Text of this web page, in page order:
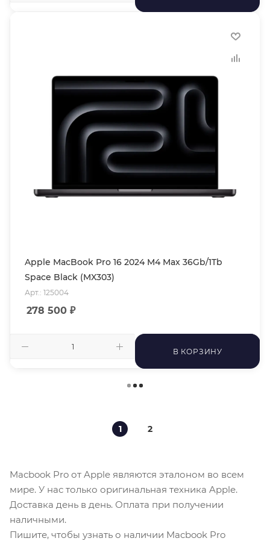
Apple MacBook Pro 16 2024 M4 Max 36Gb/1Tb
Space Black (MX303)
Арт.: 125004
278 500 ₽
В КОРЗИНУ
1 2
Macbook Pro от Apple являются эталоном во всем
мире. У нас только оригинальная техника Apple.
Доставка день в день. Оплата при получении
наличными.
Пишите, чтобы узнать о наличии Macbook Pro